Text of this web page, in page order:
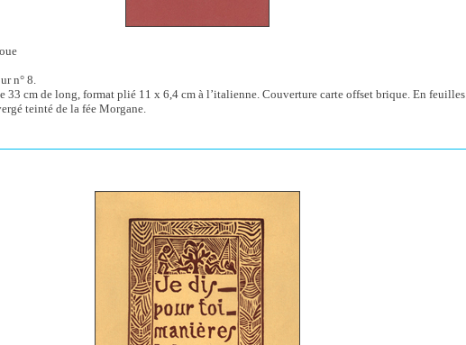
n° 8.
33 cm de long, format plié 11 x 6,4 cm à l’italienne. Couverture carte offset brique. En feuilles.
teinté de la fée Morgane.